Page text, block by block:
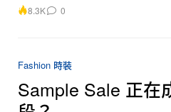
8.3K 0
Fashion 時裝
Sample Sale 正在